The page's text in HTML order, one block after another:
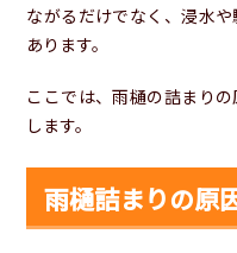
ながるだけでなく、浸水
あります。
ここでは、雨樋の詰まり
します。
雨樋詰まりの原